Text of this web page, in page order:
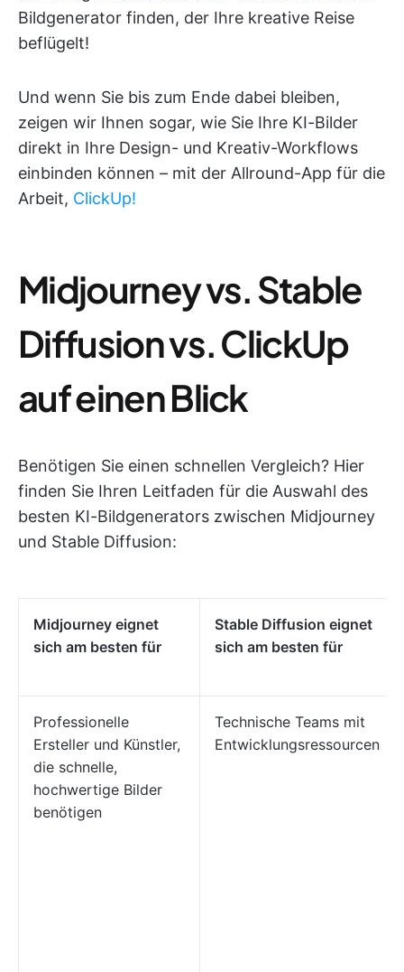
Bildgenerator finden, der Ihre kreative Reise
beflügelt!
Und wenn Sie bis zum Ende dabei bleiben,
zeigen wir Ihnen sogar, wie Sie Ihre KI-Bilder
direkt in Ihre Design- und Kreativ-Workflows
einbinden können – mit der Allround-App für die
Arbeit, ClickUp!
Midjourney vs. Stable
Diffusion vs. ClickUp
auf einen Blick
Benötigen Sie einen schnellen Vergleich? Hier
finden Sie Ihren Leitfaden für die Auswahl des
besten KI-Bildgenerators zwischen Midjourney
und Stable Diffusion:
Midjourney eignet
sich am besten für
Stable Diffusion eignet
sich am besten für
Professionelle
Ersteller und Künstler,
die schnelle,
hochwertige Bilder
benötigen
Technische Teams mit
Entwicklungsressourcen